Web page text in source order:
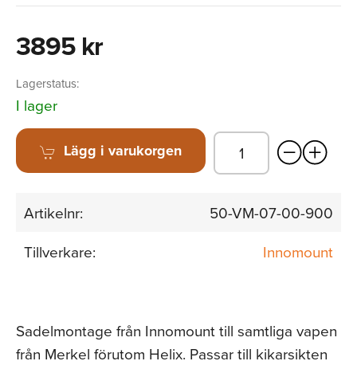
3895 kr
Lagerstatus:
I lager
Lägg i varukorgen
Artikelnr:
50-VM-07-00-900
Tillverkare:
Innomount
Sadelmontage från Innomount till samtliga vapen
från Merkel förutom Helix. Passar till kikarsikten